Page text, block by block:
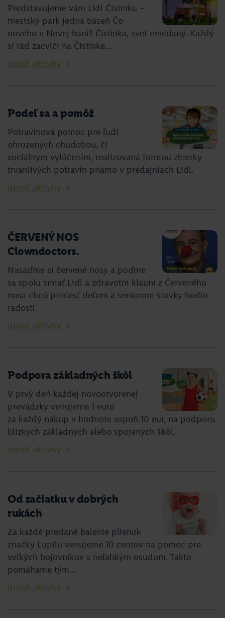
Predstavujeme vám Lidl Čistinku –
mestský park jedna báseň Čo
nového v Novej bani? Čistinka, svet nevídaný. Každý
si rád zacvičí na Čistinke...
detail aktivity
Podeľ sa a pomôž
Potravinová pomoc pre ľudí
ohrozených chudobou, či
sociálnym vylúčením, realizovaná formou zbierky
trvanlivých potravín priamo v predajniach Lidl.
detail aktivity
ČERVENÝ NOS
Clowndoctors.
Nasaďme si červené nosy a poďme
sa spolu smiať Lidl a zdravotní klauni z Červeného
nosa chcú priniesť deťom a seniorom stovky hodín
radosti.
detail aktivity
Podpora základných škôl
V prvý deň každej novootvorenej
prevádzky venujeme 1 euro
za každý nákup v hodnote aspoň 10 eur, na podporu
blízkych základných alebo spojených škôl.
detail aktivity
Od začiatku v dobrých
rukách
Za každé predané balenie plienok
značky Lupilu venujeme 10 centov na pomoc pre
veľkých bojovníkov s neľahkým osudom. Takto
pomáhame tým...
detail aktivity